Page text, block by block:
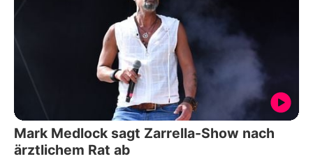
Mark Medlock sagt Zarrella-Show nach
ärztlichem Rat ab